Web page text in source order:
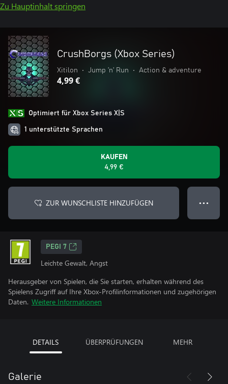
Zu Hauptinhalt springen
CrushBorgs (Xbox Series)
Xitilon • Jump ’n’ Run • Action & adventure
4,99 €
Optimiert für Xbox Series X|S
1 unterstützte Sprachen
KAUFEN
4,99 €
ZUR WUNSCHLISTE HINZUFÜGEN ● ● ●
PEGI 7
Leichte Gewalt, Angst
Herausgeber von Spielen, die Sie starten, erhalten während des
Spielens Zugriff auf Ihre Xbox-Profilinformationen und zugehörigen
Daten. Weitere Informationen
DETAILS ÜBERPRÜFUNGEN MEHR
Galerie